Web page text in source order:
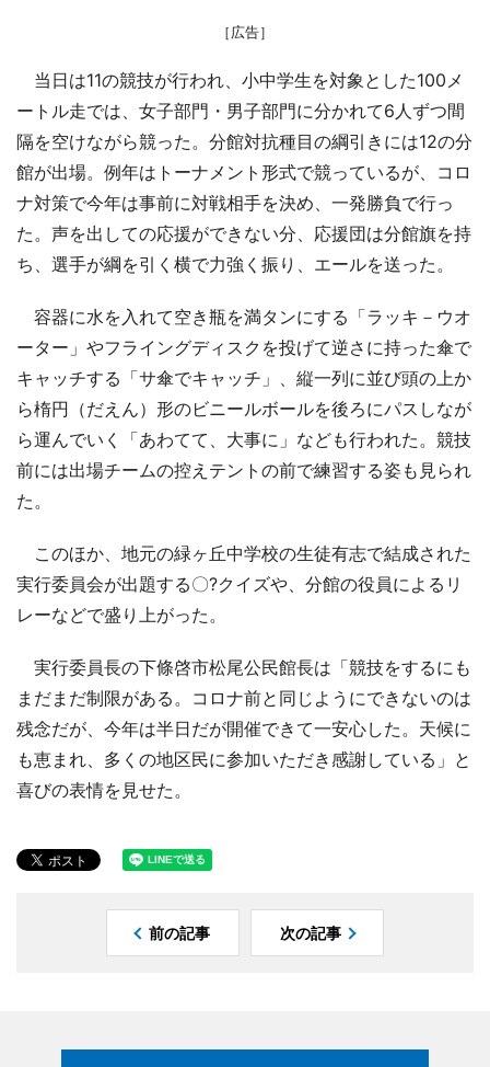
［広告］
当日は11の競技が行われ、小中学生を対象とした100メ
ートル走では、女子部門・男子部門に分かれて6人ずつ間
隔を空けながら競った。分館対抗種目の綱引きには12の分
館が出場。例年はトーナメント形式で競っているが、コロ
ナ対策で今年は事前に対戦相手を決め、一発勝負で行っ
た。声を出しての応援ができない分、応援団は分館旗を持
ち、選手が綱を引く横で力強く振り、エールを送った。
容器に水を入れて空き瓶を満タンにする「ラッキ－ウオ
ーター」やフライングディスクを投げて逆さに持った傘で
キャッチする「サ傘でキャッチ」、縦一列に並び頭の上か
ら楕円（だえん）形のビニールボールを後ろにパスしなが
ら運んでいく「あわてて、大事に」なども行われた。競技
前には出場チームの控えテントの前で練習する姿も見られ
た。
このほか、地元の緑ヶ丘中学校の生徒有志で結成された
実行委員会が出題する〇?クイズや、分館の役員によるリ
レーなどで盛り上がった。
実行委員長の下條啓市松尾公民館長は「競技をするにも
まだまだ制限がある。コロナ前と同じようにできないのは
残念だが、今年は半日だが開催できて一安心した。天候に
も恵まれ、多くの地区民に参加いただき感謝している」と
喜びの表情を見せた。
前の記事 次の記事